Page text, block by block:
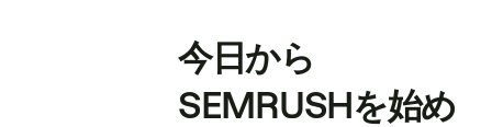
今日から
SEMRUSHを始め